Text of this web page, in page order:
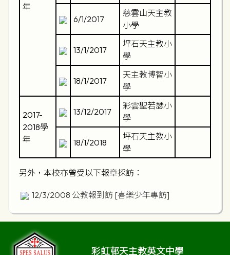
年
6/1/2017
慈雲山天主教
小學
13/1/2017
坪石天主教小
學
18/1/2017
天主教博智小
學
2017-
2018學
年
13/12/2017
彩雲聖若瑟小
學
18/1/2018
坪石天主教小
學
另外，本校亦曾受以下報章採訪：
12/3/2008 公教報到訪 [喜樂少年專訪]
彩虹邨天主教英文中學